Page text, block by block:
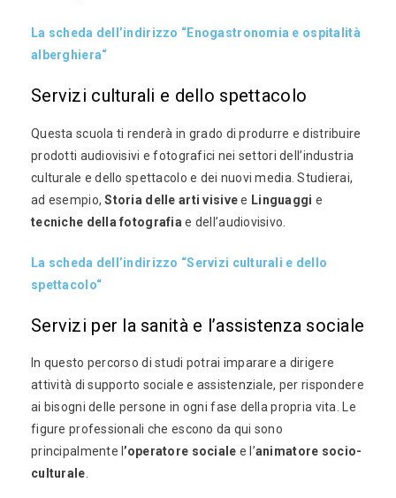
La scheda dell’indirizzo “Enogastronomia e ospitalità
alberghiera“
Servizi culturali e dello spettacolo
Questa scuola ti renderà in grado di produrre e distribuire
prodotti audiovisivi e fotografici nei settori dell’industria
culturale e dello spettacolo e dei nuovi media. Studierai,
ad esempio,Storia delle arti visivee Linguaggi e
tecniche della fotografia e dell’audiovisivo.
La scheda dell’indirizzo “Servizi culturali e dello
spettacolo“
Servizi per la sanità e l’assistenza sociale
In questo percorso di studi potrai imparare a dirigere
attività di supporto sociale e assistenziale, per rispondere
ai bisogni delle persone in ogni fase della propria vita. Le
figure professionali che escono da qui sono
principalmente l’operatore sociale e l’animatore socio-
culturale